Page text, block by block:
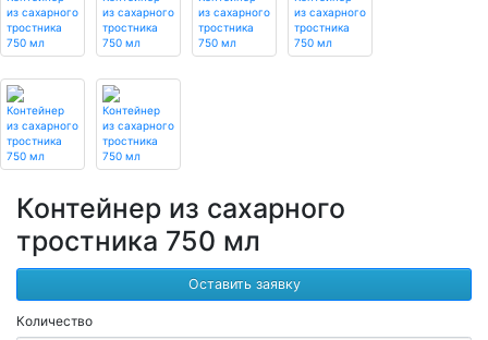
Контейнер из сахарного
тростника 750 мл
Оставить заявку
Количество